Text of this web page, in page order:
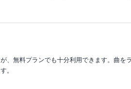
、無料プランでも十分利用できます。曲を
。